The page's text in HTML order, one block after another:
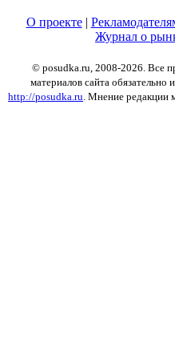
О проекте|
Журнал о
© posudka.ru, 2008-2026. Все
материалов сайта
http://posudka.ru. Мнение редакции